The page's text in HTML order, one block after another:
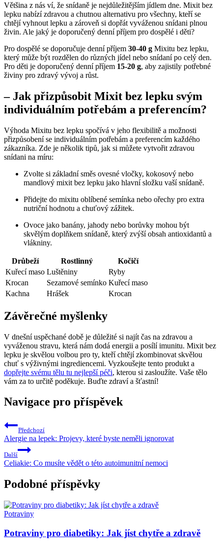
Většina z nás ví, že snídaně je nejdůležitějším jídlem dne. Mixit bez
lepku nabízí zdravou a chutnou alternativu pro všechny, kteří se
chtějí vyhnout lepku a zároveň si dopřát vyváženou snídani plnou
živin. Ale jaký je doporučený denní příjem pro dospělé i děti?
Pro dospělé se doporučuje denní příjem 30-40 g Mixitu bez lepku,
který může být rozdělen do různých jídel nebo snídaní po celý den.
Pro děti je doporučený denní příjem 15-20 g, aby zajistily potřebné
živiny pro zdravý vývoj a růst.
– Jak přizpůsobit Mixit bez lepku svým
individuálním potřebám a preferencím?
Výhoda Mixitu bez lepku spočívá v jeho flexibilitě a možnosti
přizpůsobení se individuálním potřebám a preferencím každého
zákazníka. Zde je několik tipů, jak si můžete vytvořit zdravou
snídani na míru:
Zvolte si základní směs ovesné vločky, kokosový nebo
mandlový mixit bez lepku jako hlavní složku vaší snídaně.
Přidejte do mixitu oblíbené semínka nebo ořechy pro extra
nutriční hodnotu a chuťový zážitek.
Ovoce jako banány, jahody nebo borůvky mohou být
skvělým doplňkem snídaně, který zvýší obsah antioxidantů a
vlákniny.
Drůbeží Rostlinný
Kočičí
Kuřecí maso Luštěniny
Ryby
Krocan
Sezamové semínko Kuřecí maso
Kachna
Hrášek Krocan
Závěrečné myšlenky
V dnešní uspěchané době je důležité si najít čas na zdravou a
vyváženou stravu, která nám dodá energii a posílí imunitu. Mixit bez
lepku je skvělou volbou pro ty, kteří chtějí zkombinovat skvělou
chuť s výživnými ingrediencemi. Vyzkoušejte tento produkt a
dopřejte svému tělu tu nejlepší péči, kterou si zasloužíte. Vaše tělo
vám za to určitě poděkuje. Buďte zdraví a šťastní!
Navigace pro příspěvek
Předchozí
Alergie na lepek: Projevy, které byste neměli ignorovat
Další
Celiakie: Co musíte vědět o této autoimunitní nemoci
Podobné příspěvky
Potraviny
Potraviny pro diabetiky: Jak jíst chytře a zdravě